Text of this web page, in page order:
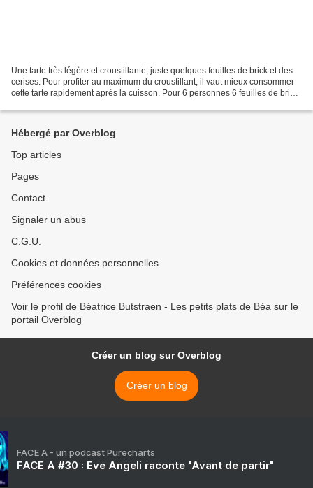
Une tarte très légère et croustillante, juste quelques feuilles de brick et des
cerises. Pour profiter au maximum du croustillant, il vaut mieux consommer
cette tarte rapidement après la cuisson. Pour 6 personnes 6 feuilles de brick
Hébergé par Overblog
Top articles
Pages
Contact
Signaler un abus
C.G.U.
Cookies et données personnelles
Préférences cookies
Voir le profil de Béatrice Butstraen - Les petits plats de Béa sur le
portail Overblog
Créer un blog sur Overblog
Créer un blog
FACE A - un podcast Purecharts
FACE A #30 : Eve Angeli raconte "Avant de partir"